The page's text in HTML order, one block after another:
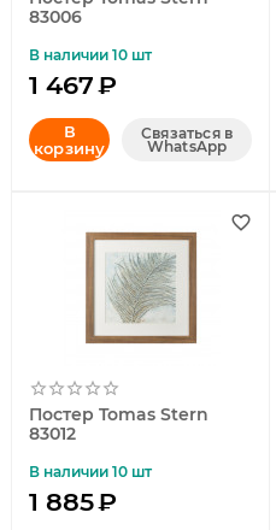
83006
В наличии 10 шт
1 467₽
В
корзину
Связаться в
WhatsApp
Постер Tomas Stern
83012
В наличии 10 шт
1 885₽